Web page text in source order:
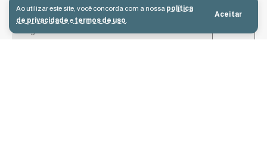
Ao utilizar este site, você concorda com a nossa política
de privacidade e termos de uso.
Aceitar